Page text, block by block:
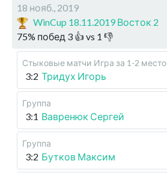
18 нояб., 2019
WinCup 18.11.2019 Восток 2
75% побед 3 👍 vs 1 👎
Стыковые матчи Игра за 1-2 место
3:2 Тридух Игорь
Группа
3:1 Вавренюк Сергей
Группа
3:2 Бутков Максим